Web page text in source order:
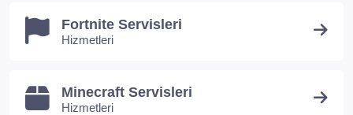
Fortnite Servisleri
Hizmetleri
Minecraft Servisleri
Hizmetleri